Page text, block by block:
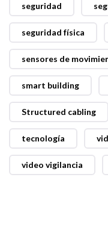
seguridad
seguridad física
sensores de
smart building
Structured cabling
tecnología
video vigilancia